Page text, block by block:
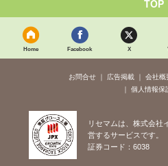
TOP
Home Facebook X
お問合せ 広告掲載 会社概
個人情報保
リセマムは、株式会社
営するサービスです。
証券コード：6038